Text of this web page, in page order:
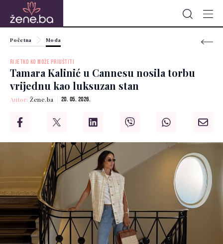
Početna Moda
RIJETKO KO MOŽE PRIUŠTITI
Tamara Kalinić u Cannesu nosila torbu
vrijednu kao luksuzan stan
Autor:Žene.ba 20. 05. 2026.